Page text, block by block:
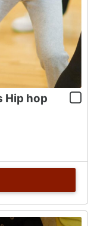
Hip hop